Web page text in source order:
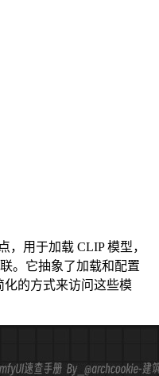
，用于加载 CLIP 模型，
。它抽象了加载和配置
化的方式来访问这些模